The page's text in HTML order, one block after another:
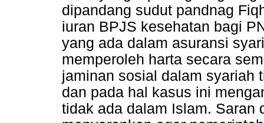
dipandang sudut pandnag
iuran BPJS kesehatan bagi
yang ada dalam asuransi
memperoleh harta secara
jaminan sosial dalam syariah
dan pada hal kasus ini
tidak ada dalam Islam. Saran